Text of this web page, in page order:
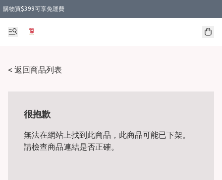
購物買$399可享免運費
< 返回商品列表
很抱歉
無法在網站上找到此商品，此商品可能已下架。
請檢查商品連結是否正確。